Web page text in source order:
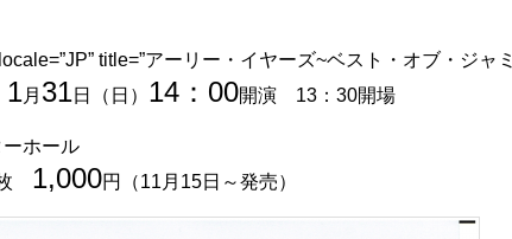
title=”アーリー・イヤーズ~ベスト・オブ・ジャミ
1月 31日（日） 14：00開演 13：30開場
ホール
1,000円（11月15日～発売）